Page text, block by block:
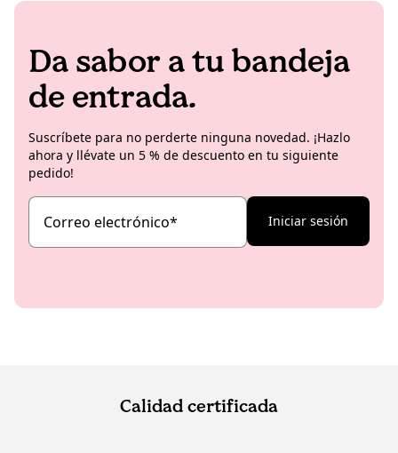
Da sabor a tu bandeja
de entrada.
Suscríbete para no perderte ninguna novedad. ¡Hazlo
ahora y llévate un 5 % de descuento en tu siguiente
pedido!
Correo electrónico* Iniciar sesión
Calidad certificada